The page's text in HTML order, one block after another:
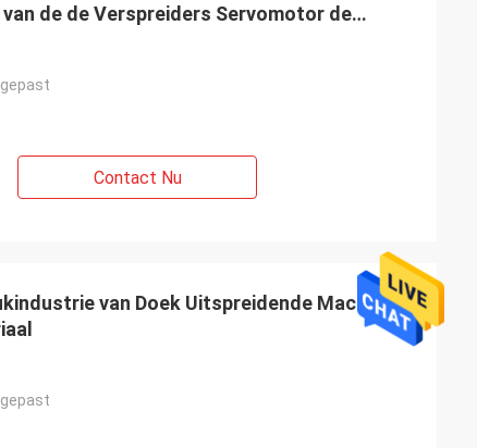
de de Verspreiders Servomotor de
Contact Nu
van Doek Uitspreidende Machines,